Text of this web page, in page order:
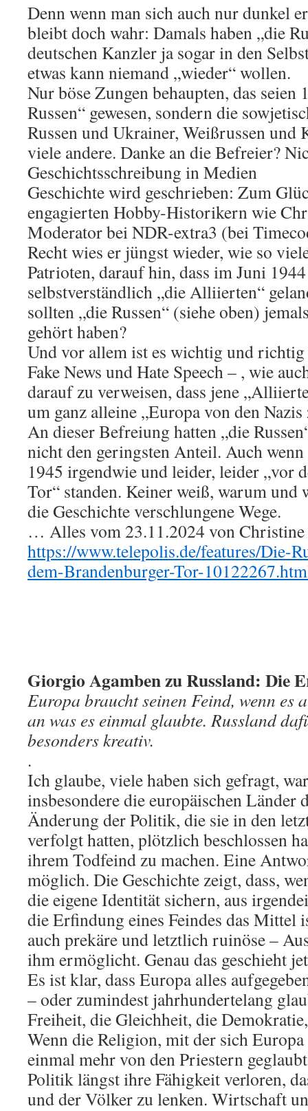
Denn wenn man sich auch nur dunkel
bleibt doch wahr: Damals haben „die
deutschen Kanzler ja sogar in den
etwas kann niemand „wieder“ wollen.
Nur böse Zungen behaupten, das seien
Russen“ gewesen, sondern die
Russen und Ukrainer, Weißrussen und
viele andere. Danke an die Befreier?
Geschichtsschreibung in Medien
Geschichte wird geschrieben: Zum
engagierten Hobby-Historikern wie
Moderator bei NDR-extra3 (bei
Recht wies er jüngst wieder, wie so
Patrioten, darauf hin, dass im Juni
selbstverständlich „die Alliierten“
sollten „die Russen“ (siehe oben)
gehört haben?
Und vor allem ist es wichtig und
Fake News und Hate Speech – , wie
darauf zu verweisen, dass jene
um ganz alleine „Europa von den
An dieser Befreiung hatten „die
nicht den geringsten Anteil. Auch
1945 irgendwie und leider, leider „vor
Tor“ standen. Keiner weiß, warum und
die Geschichte verschlungene Wege.
… Alles vom 23.11.2024 von Christine
https://www.telepolis.de/features/Die-
dem-Brandenburger-Tor-
Giorgio Agamben zu Russland: Die
Europa braucht seinen Feind, wenn es
an was es einmal glaubte. Russland
besonders kreativ.
.
Ich glaube, viele haben sich gefragt,
insbesondere die europäischen Länder
Änderung der Politik, die sie in den
verfolgt hatten, plötzlich beschlossen
ihrem Todfeind zu machen. Eine
möglich. Die Geschichte zeigt, dass,
die eigene Identität sichern, aus
die Erfindung eines Feindes das Mittel
auch prekäre und letztlich ruinöse –
ihm ermöglicht. Genau das geschieht
Es ist klar, dass Europa alles
– oder zumindest jahrhundertelang
Freiheit, die Gleichheit, die
Wenn die Religion, mit der sich
einmal mehr von den Priestern
Politik längst ihre Fähigkeit verloren,
und der Völker zu lenken. Wirtschaft